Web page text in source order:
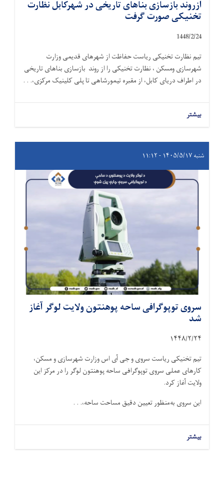
ازروند بازسازی بناهای تاریخی در شهرکابل نظارت
تخنیکی صورت گرفت
1448/2/24
تیم نظارت تخنیکی ریاست حفاظت از شهرهای قدیمی وزارت
شهرسازی ومسکن ، نظارت تخنیکی را از روند بازسازی بناهای تاریخی
در اطراف دریای کابل، از مقبره تیمورشاهی تا پلی کلینیک مرکزی،. . .
بیشتر
شنبه ۱۴۰۵/۵/۱۷ - ۱۱:۱۲
سروی توپوگرافی ساحه پوهنتون ولایت لوگر آغاز
شد
۱۴۴۸/۲/۲۴
تیم تخنیکی ریاست سروی و جی آی اس وزارت شهرسازی و مسکن،
کارهای عملی سروی توپوگرافی ساحه پوهنتون لوگر را در مرکز این
ولایت آغاز کرد.
این سروی به‌منظور تعیین دقیق مساحت ساحه،. . .
بیشتر